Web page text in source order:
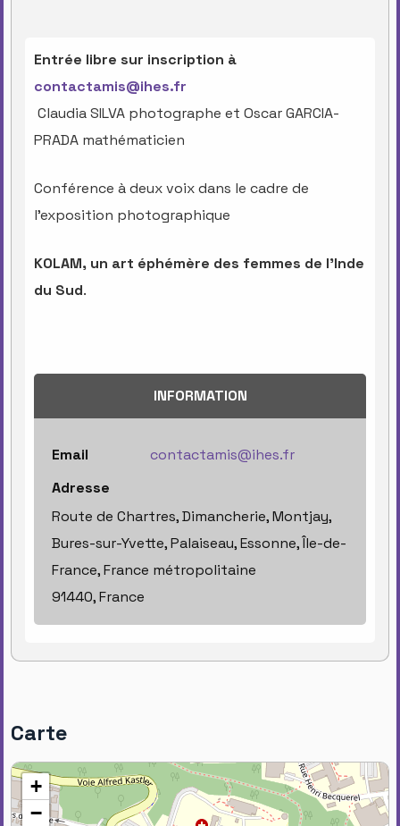
Entrée libre sur inscription à
contactamis@ihes.fr
Claudia SILVA photographe et Oscar GARCIA-
PRADA mathématicien
Conférence à deux voix dans le cadre de
l’exposition photographique
KOLAM, un art éphémère des femmes de l’Inde
du Sud.
INFORMATION
Email
contactamis@ihes.fr
Adresse
Route de Chartres, Dimancherie, Montjay,
Bures-sur-Yvette, Palaiseau, Essonne, Île-de-
France, France métropolitaine
91440, France
Carte
+
−